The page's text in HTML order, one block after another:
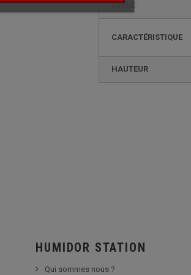
STYLE
CARACTÉRISTIQUE
HAUTEUR
HUMIDOR STATION
Qui sommes nous ?